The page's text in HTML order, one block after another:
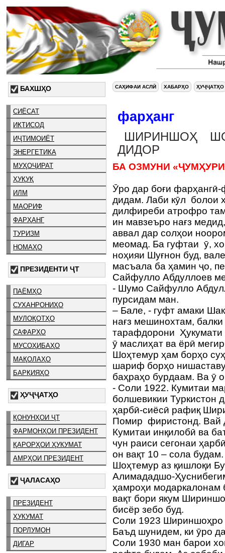
БАХШҲО
СИЁСАТ
ИҚТИСОД
ИҶТИМОИЁТ
ЭНЕРГЕТИКА
МУҲОҶИРАТ
ҲУҚУҚ
ИЛМ
МАОРИФ
ФАРҲАНГ
ТУРИЗМ
НОМАҲО
ПРЕЗИДЕНТИ ҶТ
ПАЁМҲО
СУХАНРОНИҲО
МУЛОҚОТҲО
САФАРҲО
МУСОҲИБАҲО
МАҚОЛАҲО
БАРҚИЯҲО
ҲУҶҶАТҲО
ҚОНУНҲОИ ҶТ
ФАРМОНҲОИ ПРЕЗИДЕНТ
ҚАРОРҲОИ ҲУКУМАТ
АМРҲОИ ПРЕЗИДЕНТ
ҶАЛАСАҲО
ПРЕЗИДЕНТ
ҲУКУМАТ
ПОРЛУМОН
ДИГАР
САҲИФАИ АСЛӢ ХАБАРҲО ҲУҶҶАТҲО
фарҳанг
ШИРИНШОҲ
ДИДОР
БА ОЗМУНИ
Ӯро дар боғи
дидам. Лаби кӯл болои
дилфиреби атрофро
ин мавзеъро нағз
аввал дар солҳои
меомад. Ба гуфтаи ӯ,
ноҳияи Шуғнон буд,
масъала ба ҳамин ҷо,
Сайфулло Абдуллоев
- Шумо Сайфулло
пурсидам ман.
– Бале, - гуфт амаки
нағз мешинохтам,
тарафдорони
ӯ маслиҳат ва ёрӣ
Шоҳтемур ҳам борҳо
шариф борҳо
баҳраҳо бурдаам. Ва ӯ
- Соли 1922. Кумитаи
болшевикии Туркистон
ҳарбӣ-сиёсӣ рафиқ
Помир фиристонд. Вай
Кумитаи инқилобӣ ва
чун раиси сегонаи
он вақт 10 – сола
Шоҳтемур аз қишлоқи
Алимададшо-
ҳамроҳи
вақт бори якум
бисёр зебо буд.
Соли 1923 Шириншоҳро
Баъд шунидем, ки ӯро
Соли 1930 ман барои